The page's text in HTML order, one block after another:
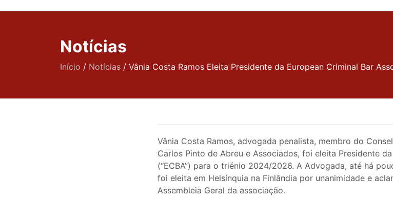
Notícias
Início / Notícias / Vânia Costa Ramos Eleita Presidente da European Criminal Bar
Vânia Costa Ramos, advogada penalista, membro do
Carlos Pinto de Abreu e Associados, foi eleita Presidente
(“ECBA”) para o triénio 2024/2026. A Advogada, até há
foi eleita em Helsínquia na Finlândia por unanimidade e
Assembleia Geral da associação.